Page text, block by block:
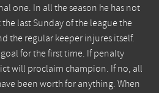
one. In all the season he has not
last Sunday of the league the
the regular keeper injures itself.
for the first time. If penalty
will proclaim champion. If no, all
been worth for anything. When